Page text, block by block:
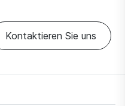
Kontaktieren Sie uns